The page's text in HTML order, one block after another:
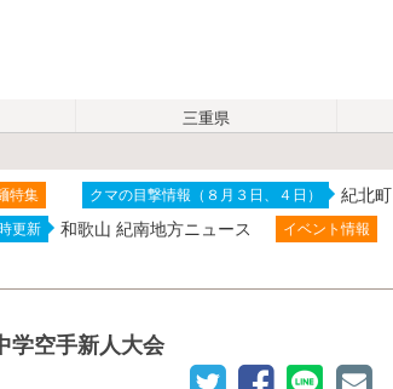
三重県
特集 クマの目撃情報（８月３日、４日） 紀北町
更新 和歌山 紀南地方ニュース イベント情報
空手新人大会